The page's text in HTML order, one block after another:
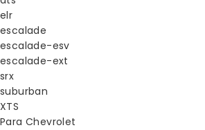
elr
escalade
escalade-esv
escalade-ext
srx
suburban
XTS
Para Chevrolet